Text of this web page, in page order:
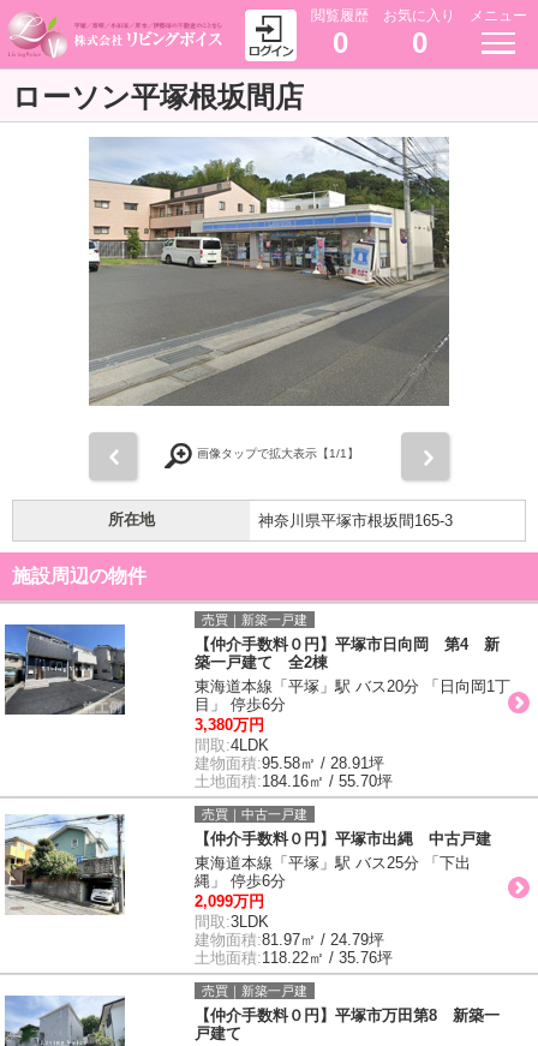
閲覧履歴
0
お気に入り
0
メニュー
ローソン平塚根坂間店
画像タップで拡大表示【1/1】
所在地 神奈川県平塚市根坂間165-3
施設周辺の物件
売買｜新築一戸建
【仲介手数料０円】平塚市日向岡 第4 新
築一戸建て 全2棟
東海道本線「平塚」駅 バス20分 「日向岡1丁
目」 停歩6分
3,380万円
間取:4LDK
建物面積:95.58㎡ / 28.91坪
土地面積:184.16㎡ / 55.70坪
売買｜中古一戸建
【仲介手数料０円】平塚市出縄 中古戸建
東海道本線「平塚」駅 バス25分 「下出
縄」 停歩6分
2,099万円
間取:3LDK
建物面積:81.97㎡ / 24.79坪
土地面積:118.22㎡ / 35.76坪
売買｜新築一戸建
【仲介手数料０円】平塚市万田第8 新築一
戸建て